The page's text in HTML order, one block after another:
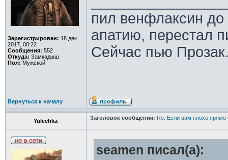
Зарегистрирован: 18 дек
2017, 00:22
Сообщения: 552
Откуда: Замкадыш
Пол: Мужской
пил венфлаксин
апатию, перестал
Сейчас пью
Вернуться к началу
Yulechka Заголовок сообщения: Re: Если вам плохо прямо
seamen писал(а):